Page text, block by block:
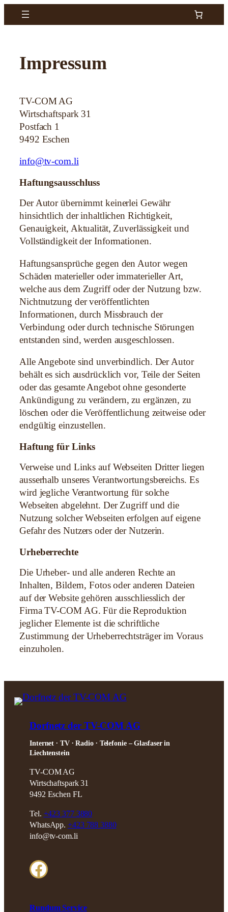
Zum
Inhalt
Impressum
TV-COM AG
Wirtschaftspark 31
Postfach 1
9492 Eschen
info@tv-com.li
Haftungsausschluss
Der Autor übernimmt keinerlei Gewähr
hinsichtlich der inhaltlichen Richtigkeit,
Genauigkeit, Aktualität, Zuverlässigkeit und
Vollständigkeit der Informationen.
Haftungsansprüche gegen den Autor wegen
Schäden materieller oder immaterieller Art,
welche aus dem Zugriff oder der Nutzung bzw.
Nichtnutzung der veröffentlichten
Informationen, durch Missbrauch der
Verbindung oder durch technische Störungen
entstanden sind, werden ausgeschlossen.
Alle Angebote sind unverbindlich. Der Autor
behält es sich ausdrücklich vor, Teile der Seiten
oder das gesamte Angebot ohne gesonderte
Ankündigung zu verändern, zu ergänzen, zu
löschen oder die Veröffentlichung zeitweise oder
endgültig einzustellen.
Haftung für Links
Verweise und Links auf Webseiten Dritter liegen
ausserhalb unseres Verantwortungsbereichs. Es
wird jegliche Verantwortung für solche
Webseiten abgelehnt. Der Zugriff und die
Nutzung solcher Webseiten erfolgen auf eigene
Gefahr des Nutzers oder der Nutzerin.
Urheberrechte
Die Urheber- und alle anderen Rechte an
Inhalten, Bildern, Fotos oder anderen Dateien
auf der Website gehören ausschliesslich der
Firma TV-COM AG. Für die Reproduktion
jeglicher Elemente ist die schriftliche
Zustimmung der Urheberrechtsträger im Voraus
einzuholen.
Dorfnetz der TV-COM AG
Internet ∙ TV ∙ Radio ∙ Telefonie – Glasfaser in
Liechtenstein
TV-COM AG
Wirtschaftspark 31
9492 Eschen FL
Tel. +423 377 3880
WhatsApp.+423 788 3880
info@tv-com.li
Facebook
Rundum Service